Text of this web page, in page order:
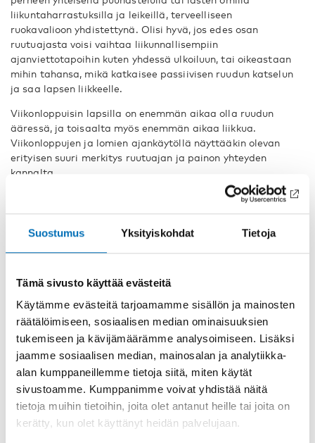
Suostumus Yksityiskohdat Tietoja
Tämä sivusto käyttää evästeitä
Käytämme evästeitä tarjoamamme sisällön ja mainosten
räätälöimiseen, sosiaalisen median ominaisuuksien
tukemiseen ja kävijämäärämme analysoimiseen. Lisäksi
jaamme sosiaalisen median, mainosalan ja analytiikka-
alan kumppaneillemme tietoja siitä, miten käytät
sivustoamme. Kumppanimme voivat yhdistää näitä
tietoja muihin tietoihin, joita olet antanut heille tai joita on
kerätty, kun olet käyttänyt heidän palvelujaan.
liikuntaharrastuksilla ja leikeillä, terveelliseen
ruokavalioon yhdistettynä. Olisi hyvä, jos edes osan
ruutuajasta voisi vaihtaa liikunnallisempiin
ajanviettotapoihin kuten yhdessä ulkoiluun, tai oikeastaan
mihin tahansa, mikä katkaisee passiivisen ruudun katselun
ja saa lapsen liikkeelle.
Viikonloppuisin lapsilla on enemmän aikaa olla ruudun
ääressä, ja toisaalta myös enemmän aikaa liikkua.
Viikonloppujen ja lomien ajankäytöllä näyttääkin olevan
erityisen suuri merkitys ruutuajan ja painon yhteyden
kannalta.
Istuessa ja maatessa energiankulutus on vähäisempää
toimintoihin, ja siten painon nousuun ja terveyteen.
napostelu, mikä lisää ruutuajan terveydelle epäedullisia
vaikutuksia.
Ruutuajalla on fysiologisten seurausten lisäksi myös
sosiaalisia ja psykologisia vaikutuksia, ja niihin vaikuttaa
se, mitä ruudulta katsotaan ja kuinka intensiivisesti.
Erilaiset näytöt ovat nykyisin yhä suuremmassa osassa
arkipäivää niin lasten kuin aikuistenkin elämässä.
Teknologian kehitystä ei voi kääntää, eikä ruutuajan